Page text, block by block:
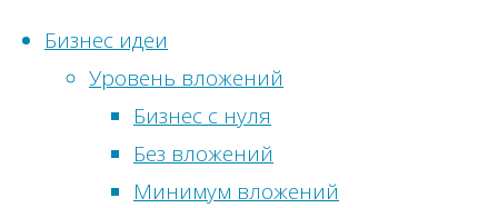
содержимому
Бизнес идеи
Уровень вложений
Бизнес с нуля
Без вложений
Минимум вложений
Главная
Метки